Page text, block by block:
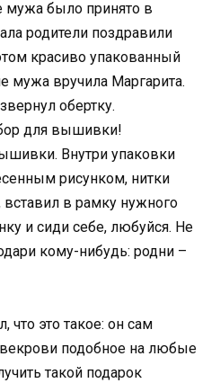
мужа было принято в
родители поздравили
красиво упакованный
мужа вручила Маргарита.
обертку.
для вышивки!
Внутри упаковки
рисунком, нитки
в рамку нужного
и сиди себе, любуйся. Не
кому-нибудь: родни –
что это такое: он сам
подобное на любые
такой подарок